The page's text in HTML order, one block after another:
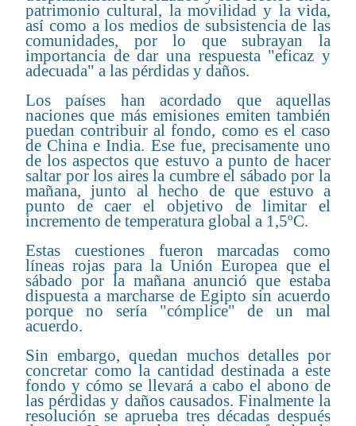
patrimonio cultural, la movilidad y la vida,
así como a los medios de subsistencia de las
comunidades, por lo que subrayan la
importancia de dar una respuesta "eficaz y
adecuada" a las pérdidas y daños.
Los países han acordado que aquellas
naciones que más emisiones emiten también
puedan contribuir al fondo, como es el caso
de China e India. Ese fue, precisamente uno
de los aspectos que estuvo a punto de hacer
saltar por los aires la cumbre el sábado por la
mañana, junto al hecho de que estuvo a
punto de caer el objetivo de limitar el
incremento de temperatura global a 1,5ºC.
Estas cuestiones fueron marcadas como
líneas rojas para la Unión Europea que el
sábado por la mañana anunció que estaba
dispuesta a marcharse de Egipto sin acuerdo
porque no sería "cómplice" de un mal
acuerdo.
Sin embargo, quedan muchos detalles por
concretar como la cantidad destinada a este
fondo y cómo se llevará a cabo el abono de
las pérdidas y daños causados. Finalmente la
resolución se aprueba tres décadas después